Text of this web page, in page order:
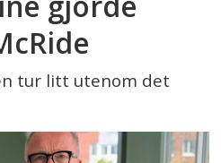
tur litt utenom det